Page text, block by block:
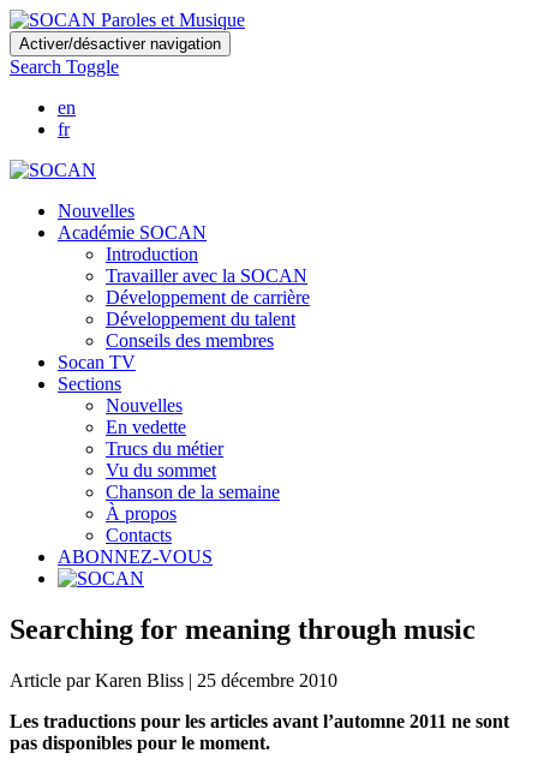
Skip
to
main
content
Activer/désactiver navigation
Search Toggle
en
fr
Nouvelles
Académie SOCAN
Introduction
Travailler avec la SOCAN
Développement de carrière
Développement du talent
Conseils des membres
Socan TV
Sections
Nouvelles
En vedette
Trucs du métier
Vu du sommet
Chanson de la semaine
À propos
Contacts
ABONNEZ-VOUS
Searching for meaning through music
Article par Karen Bliss | 25 décembre 2010
Les traductions pour les articles avant l’automne 2011 ne sont
pas disponibles pour le moment.